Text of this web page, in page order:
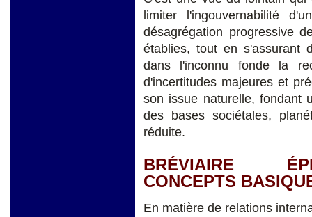
limiter l'ingouvernabilité
désagrégation progressive
établies, tout en s'assurant
dans l'inconnu fonde la
d'incertitudes majeures et
son issue naturelle, fondant
des bases sociétales,
réduite.
BRÉVIAIRE
CONCEPTS
En matière de relations